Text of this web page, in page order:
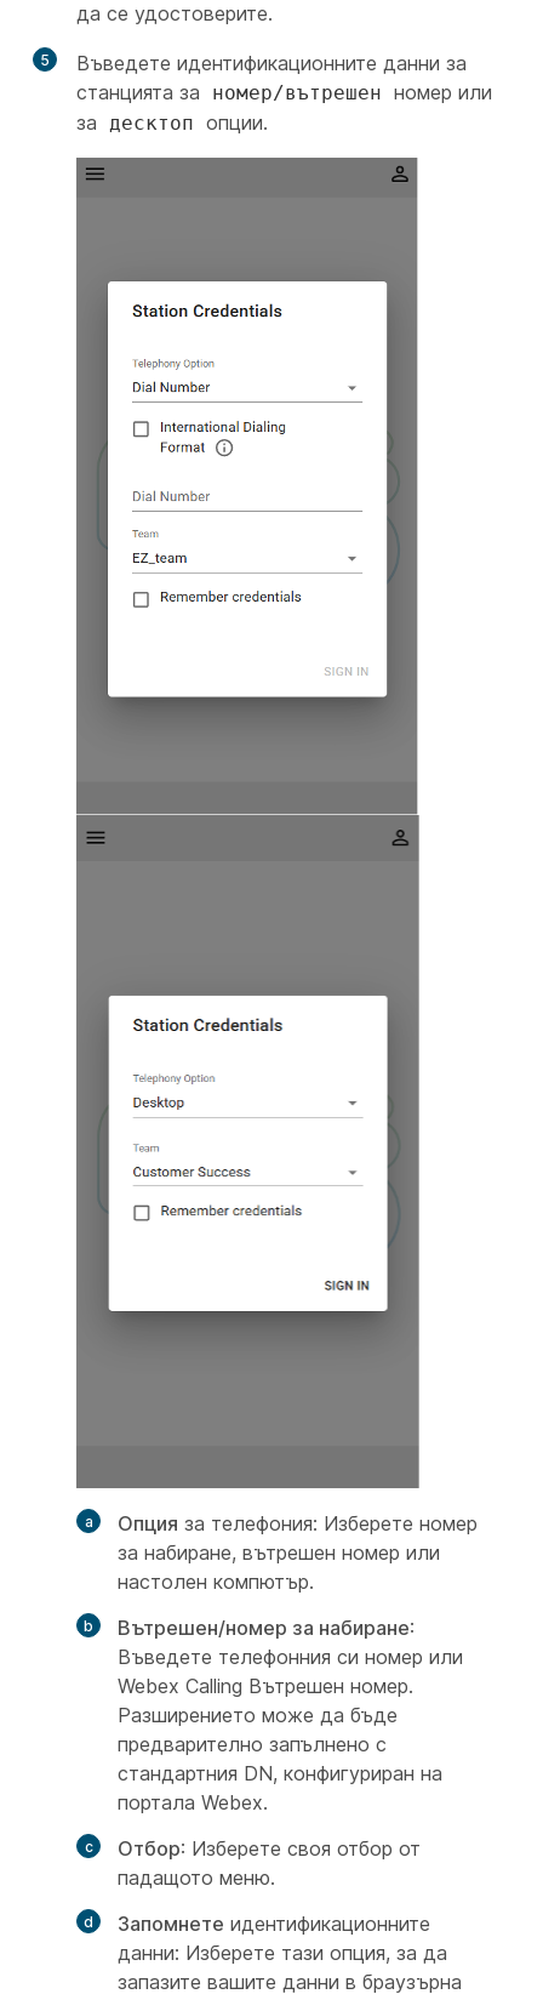
да се удостоверите.
5
Въведете идентификационните данни за
станцията за
номер/вътрешен номер или
за десктоп опции.
Опция за телефония: Изберете номер
за набиране, вътрешен номер или
настолен компютър.
Вътрешен/номер за набиране:
Въведете телефонния си номер или
Webex Calling Вътрешен номер.
Разширението може да бъде
предварително запълнено с
стандартния DN, конфигуриран на
портала Webex.
Отбор: Изберете своя отбор от
падащото меню.
Запомнете идентификационните
данни: Изберете тази опция, за да
запазите вашите данни в браузърна